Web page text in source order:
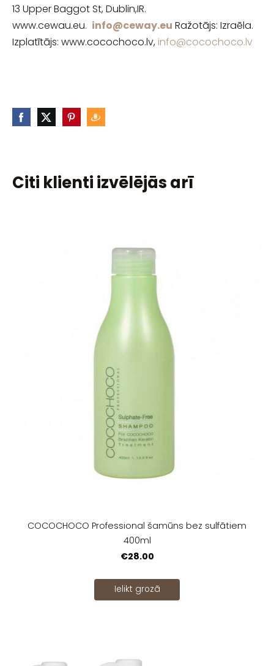
13 Upper Baggot St, Dublin,IR.
www.cewau.eu. info@ceway.eu Ražotājs: Izraēla.
Izplatītājs: www.cocochoco.lv, info@cocochoco.lv
Citi klienti izvēlējās arī
COCOCHOCO Profession​al šamūns bez sulfātiem
400ml
€28.00
Ielikt grozā